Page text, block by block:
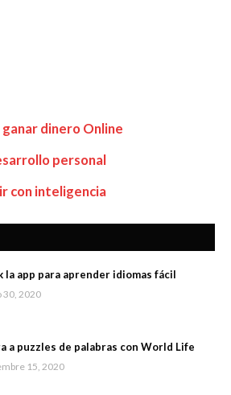
dinero Online
personal
con inteligencia
la app para aprender idiomas fácil
30, 2020
a puzzles de palabras con World Life
15, 2020